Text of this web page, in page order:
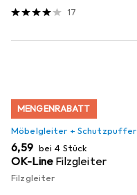
17
MENGENRABATT
Möbelgleiter + Schutzpuffer
EUR
6,59 bei 4 Stück
OK-Line Filzgleiter
Filzgleiter